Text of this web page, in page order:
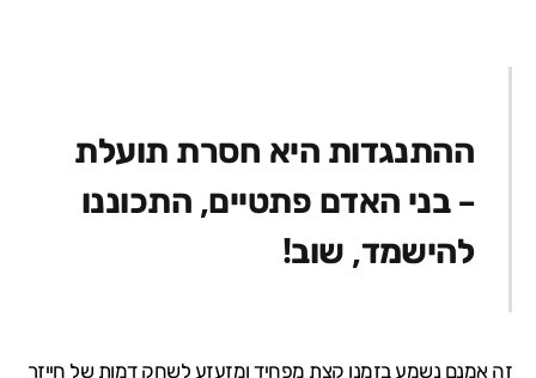
ההתנגדות היא חסרת תועלת
– בני האדם פתטיים, התכוננו
להישמד, שוב!
זה אמנם נשמע בזמנו קצת מפחיד ומזעזע לשחק דמות של חייזר